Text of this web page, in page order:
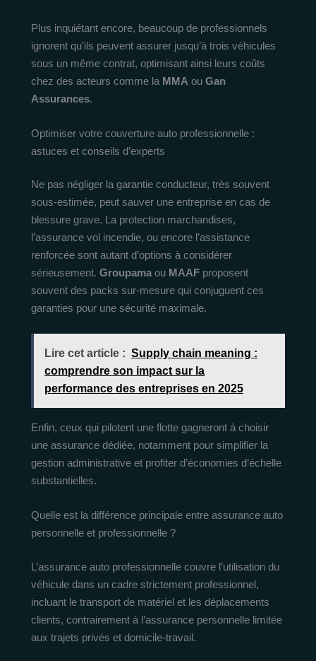
Plus inquiétant encore, beaucoup de professionnels
ignorent qu’ils peuvent assurer jusqu’à trois véhicules
sous un même contrat, optimisant ainsi leurs coûts
chez des acteurs comme la MMA ou Gan
Assurances.
Optimiser votre couverture auto professionnelle :
astuces et conseils d’experts
Ne pas négliger la garantie conducteur, très souvent
sous-estimée, peut sauver une entreprise en cas de
blessure grave. La protection marchandises,
l’assurance vol incendie, ou encore l’assistance
renforcée sont autant d’options à considérer
sérieusement. Groupamaou MAAF proposent
souvent des packs sur-mesure qui conjuguent ces
garanties pour une sécurité maximale.
Lire cet article : Supply chain meaning :
comprendre son impact sur la
performance des entreprises en 2025
Enfin, ceux qui pilotent une flotte gagneront à choisir
une assurance dédiée, notamment pour simplifier la
gestion administrative et profiter d’économies d’échelle
substantielles.
Quelle est la différence principale entre assurance auto
personnelle et professionnelle ?
L’assurance auto professionnelle couvre l’utilisation du
véhicule dans un cadre strictement professionnel,
incluant le transport de matériel et les déplacements
clients, contrairement à l’assurance personnelle limitée
aux trajets privés et domicile-travail.